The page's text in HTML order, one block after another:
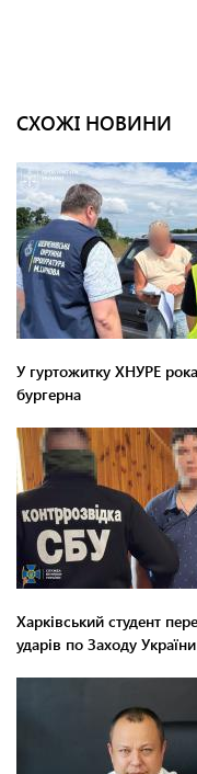
СХОЖІ НОВИНИ
У гуртожитку ХНУРЕ
бургерна
Харківський студент
ударів по Заходу України